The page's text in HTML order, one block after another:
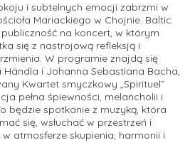
i subtelnych emocji zabrzmi w
Mariackiego w Chojnie. Baltic
na koncert, w którym
się z nastrojową refleksją i
W programie znajdą się
i Johanna Sebastiana Bacha,
Kwartet smyczkowy „Spirituel”
pełna śpiewności, melancholii i
będzie spotkanie z muzyką, która
się, wsłuchać w przestrzeń i
atmosferze skupienia, harmonii i